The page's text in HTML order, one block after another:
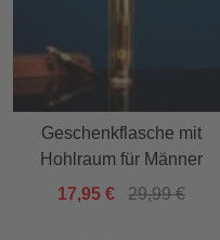
Geschenkflasche mit
Hohlraum für Männer
17,95 €
29,99 €